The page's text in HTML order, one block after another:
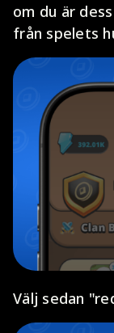
om du är
från spelets
Välj sedan